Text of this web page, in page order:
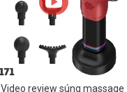
Video review súng massage